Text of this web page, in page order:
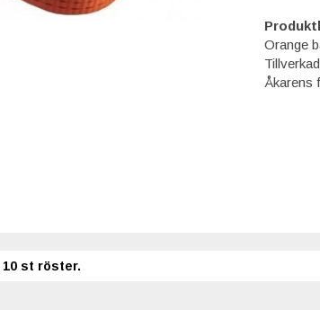
Orange
Åkarens
10 st röster.